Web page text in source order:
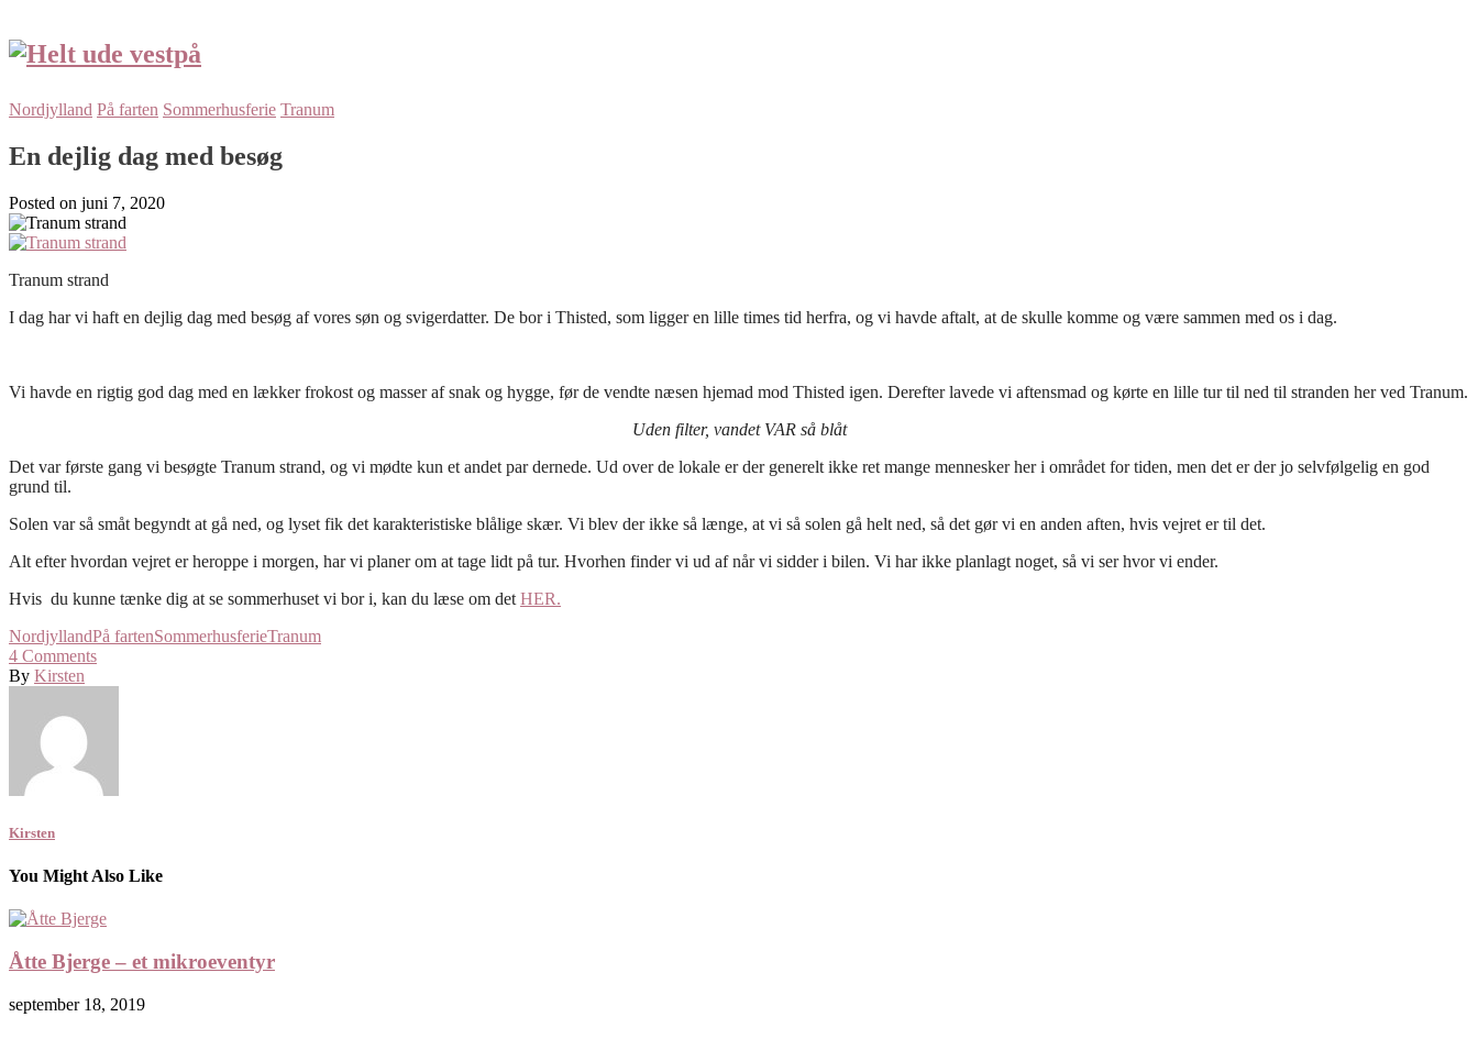
Nordjylland På farten Sommerhusferie Tranum
En dejlig dag med besøg
Posted on juni 7, 2020
Tranum strand
I dag har vi haft en dejlig dag med besøg af vores søn og svigerdatter. De bor i Thisted, som ligger en lille times tid herfra, og vi havde aftalt, at de skulle komme og være sammen med os i dag.
Vi havde en rigtig god dag med en lækker frokost og masser af snak og hygge, før de vendte næsen hjemad mod Thisted igen. Derefter lavede vi aftensmad og kørte en lille tur til ned til stranden her ved Tranum.
Uden filter, vandet VAR så blåt
Det var første gang vi besøgte Tranum strand, og vi mødte kun et andet par dernede. Ud over de lokale er der generelt ikke ret mange mennesker her i området for tiden, men det er der jo selvfølgelig en god
grund til.
Solen var så småt begyndt at gå ned, og lyset fik det karakteristiske blålige skær. Vi blev der ikke så længe, at vi så solen gå helt ned, så det gør vi en anden aften, hvis vejret er til det.
Alt efter hvordan vejret er heroppe i morgen, har vi planer om at tage lidt på tur. Hvorhen finder vi ud af når vi sidder i bilen. Vi har ikke planlagt noget, så vi ser hvor vi ender.
Hvis du kunne tænke dig at se sommerhuset vi bor i, kan du læse om det HER.
NordjyllandPå fartenSommerhusferieTranum
4 Comments
By Kirsten
Kirsten
You Might Also Like
Åtte Bjerge – et mikroeventyr
september 18, 2019